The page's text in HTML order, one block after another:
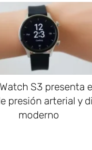
S3 presenta
presión arterial y
moderno